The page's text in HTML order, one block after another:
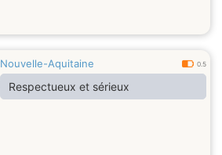
Nouvelle-Aquitaine 0.5
Respectueux et sérieux